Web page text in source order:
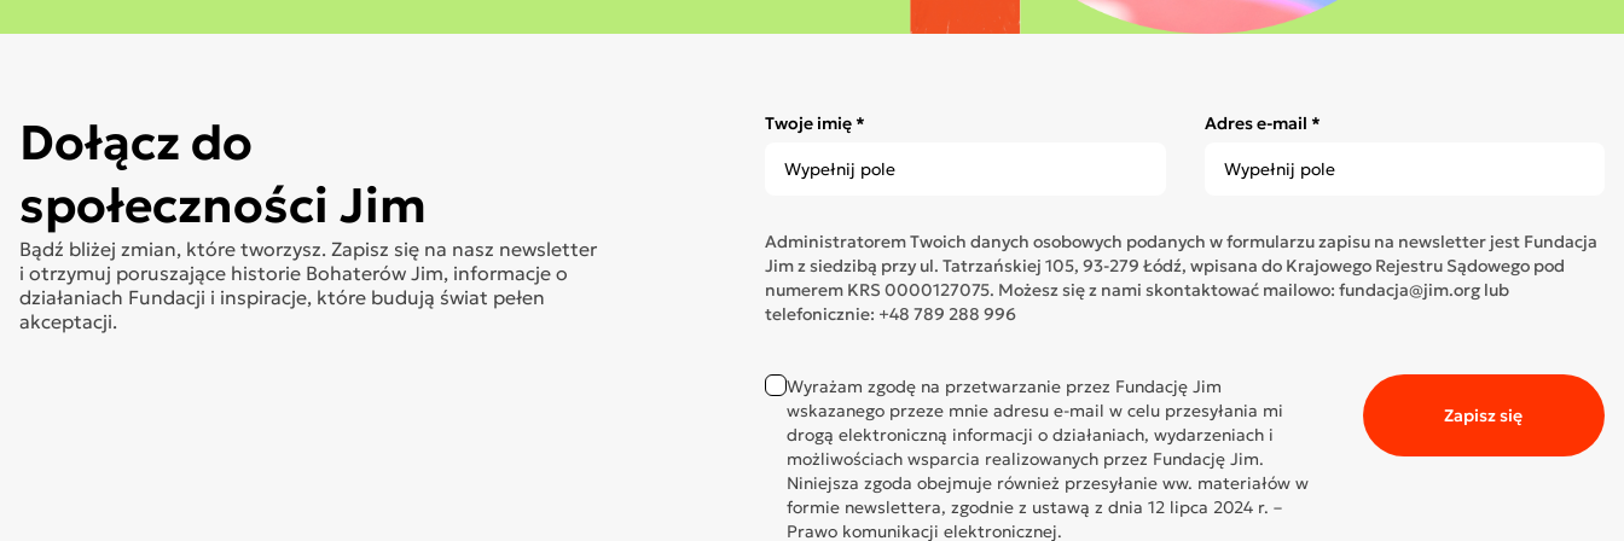
Dołącz do
społeczności Jim
Bądź bliżej zmian, które tworzysz. Zapisz się na nasz newsletter
i otrzymuj poruszające historie Bohaterów Jim, informacje o
działaniach Fundacji i inspiracje, które budują świat pełen
akceptacji.
Twoje imię * Adres e-mail *
Administratorem Twoich danych osobowych podanych w formularzu zapisu na newsletter jest Fundacja
Jim z siedzibą przy ul. Tatrzańskiej 105, 93-279 Łódź, wpisana do Krajowego Rejestru Sądowego pod
numerem KRS 0000127075. Możesz się z nami skontaktować mailowo: fundacja@jim.org lub
telefonicznie: +48 789 288 996
Wyrażam zgodę na przetwarzanie przez Fundację Jim
wskazanego przeze mnie adresu e-mail w celu przesyłania mi
drogą elektroniczną informacji o działaniach, wydarzeniach i
możliwościach wsparcia realizowanych przez Fundację Jim.
Niniejsza zgoda obejmuje również przesyłanie ww. materiałów w
formie newslettera, zgodnie z ustawą z dnia 12 lipca 2024 r. –
Prawo komunikacji elektronicznej.
Zapisz się